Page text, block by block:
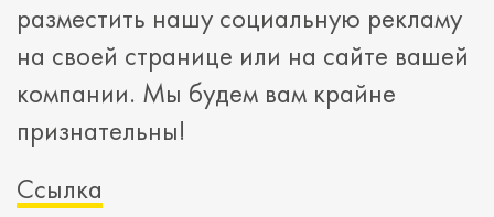
разместить нашу социальную рекламу
на своей странице или на сайте вашей
компании. Мы будем вам крайне
признательны!
Ссылка